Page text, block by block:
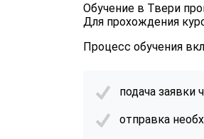
Обучение в Твери
Для прохождения
Процесс обучения
подача заявки
отправка